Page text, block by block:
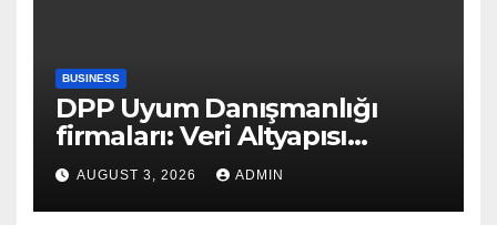
BUSINESS
DPP Uyum Danışmanlığı
firmaları: Veri Altyapısı
Rehberi
AUGUST 3, 2026 ADMIN